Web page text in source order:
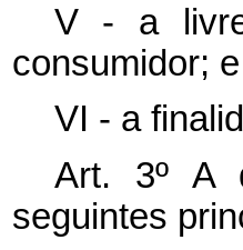
V - a
consumidor; e
VI - a
Art. 3º A
seguintes